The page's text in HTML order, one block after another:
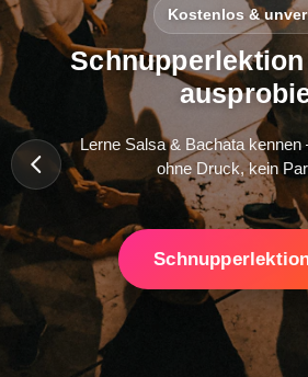
Kostenlos &
Lerne Salsa & Bachata kennen
ohne Druck, kein